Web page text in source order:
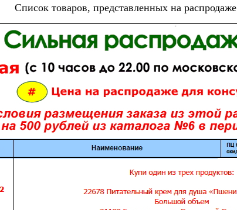
Список товаров, представленных на распродаже